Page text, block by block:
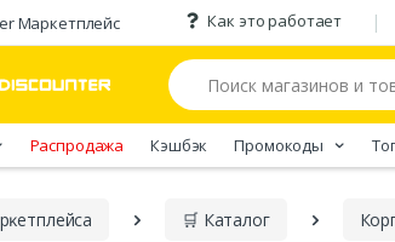
Маркетплейс Как это работает
Распродажа Кэшбэк Промокоды
🛒 Каталог